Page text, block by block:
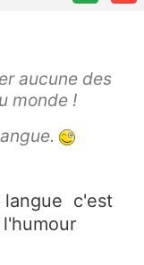
aucune des
monde !
langue c'est